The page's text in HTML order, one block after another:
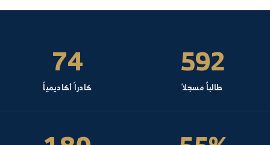
- الشعبة العامة- السنة: 4
النحل ودودة القز
المحاصيل الحقلية